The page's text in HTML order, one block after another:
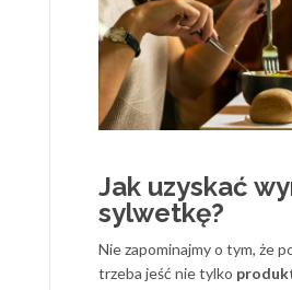
Jak uzyskać
sylwetkę?
Nie zapominajmy o tym, że
trzeba jeść nie tylko